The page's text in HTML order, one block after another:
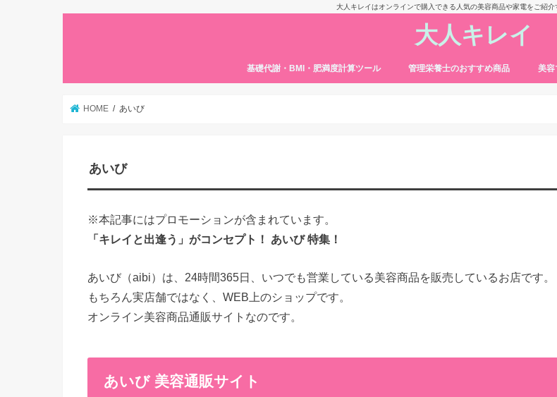
大人キレイはオンラインで購入できる人気の美容商品や家電をご紹介
大人キレイ
基礎代謝・BMI・肥満度計算ツール 管理栄養士のおすすめ商品 美容
HOME あいび
あいび
※本記事にはプロモーションが含まれています。
「キレイと出逢う」がコンセプト！ あいび 特集！
あいび（aibi）は、24時間365日、いつでも営業している美容商品を販売しているお店です。
もちろん実店舗ではなく、WEB上のショップです。
オンライン美容商品通販サイトなのです。
あいび 美容通販サイト